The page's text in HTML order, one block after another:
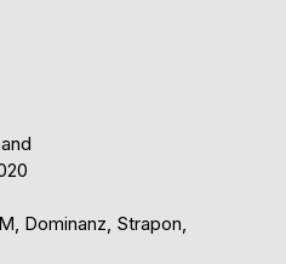
Dominanz, Strapon,